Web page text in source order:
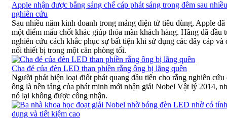
Apple nhận được bằng sáng chế cáp phát sáng trong đêm sau
nghiên cứu
Sau nhiều năm kinh doanh trong mảng điện tử tiêu dùng, Apple đã
một điểm mấu chốt khác giúp thỏa mãn khách hàng. Hãng đã đầu
nghiên cứu cách khắc phục sự bất tiện khi sử dụng các dây cáp và
nối thiết bị trong một căn phòng tối.
Cha đẻ của đèn LED than phiền rằng ông bị lãng quên
Người phát hiện loại điốt phát quang đầu tiên cho rằng nghiên cứu
ông là nền tảng của phát minh mới nhận giải Nobel Vật lý 2014,
nó lại không được công nhận.